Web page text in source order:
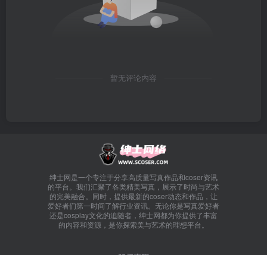
暂无评论内容
绅士网是一个专注于分享高质量写真作品和coser资讯
的平台。我们汇聚了各类精美写真，展示了时尚与艺术
的完美融合。同时，提供最新的coser动态和作品，让
爱好者们第一时间了解行业资讯。无论你是写真爱好者
还是cosplay文化的追随者，绅士网都为你提供了丰富
的内容和资源，是你探索美与艺术的理想平台。